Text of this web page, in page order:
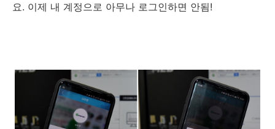
요. 이제 내 계정으로 아무나 로그인하면 안됨!